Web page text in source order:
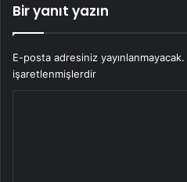
Bir yanıt yazın
E-posta adresiniz yayınlanmayacak.
işaretlenmişlerdir